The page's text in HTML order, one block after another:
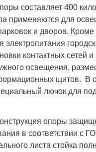
составляет 400
применяются для
и дворов. Кроме
электропитания
контактных сетей и
освещения,
щитов. В
лючок для
опоры
в соответствии с
листа стойка